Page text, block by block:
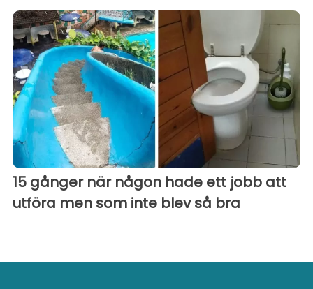
15 gånger när någon hade ett jobb att
utföra men som inte blev så bra